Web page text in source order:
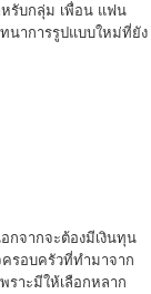
รับกลุ่ม เพื่อน แฟน
นาการรูปแบบใหม่ที่ยัง
จากจะต้องมีเงินทุน
รอบครัวที่ทำมาจาก
ราะมีให้เลือกหลาก